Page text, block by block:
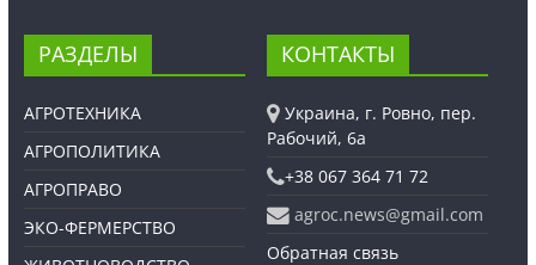
РАЗДЕЛЫ
АГРОТЕХНИКА
АГРОПОЛИТИКА
АГРОПРАВО
ЭКО-ФЕРМЕРСТВО
КОНТАКТЫ
Украина, г. Ровно, пер.
Рабочий, 6а
+38 067 364 71 72
agroc.news@gmail.com
Обратная связь